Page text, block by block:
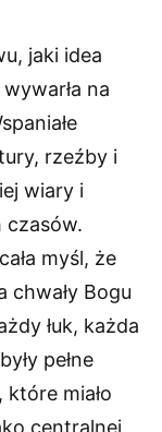
jaki idea
na
rzeźby i
wiary i
myśl, że
chwały Bogu
łuk, każda
pełne
które miało
centralnej